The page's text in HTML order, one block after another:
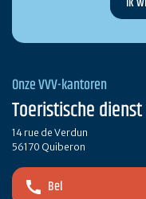
Onze VVV-kantoren
Toeristische
14 rue de Verdun
56170 Quiberon
Bel